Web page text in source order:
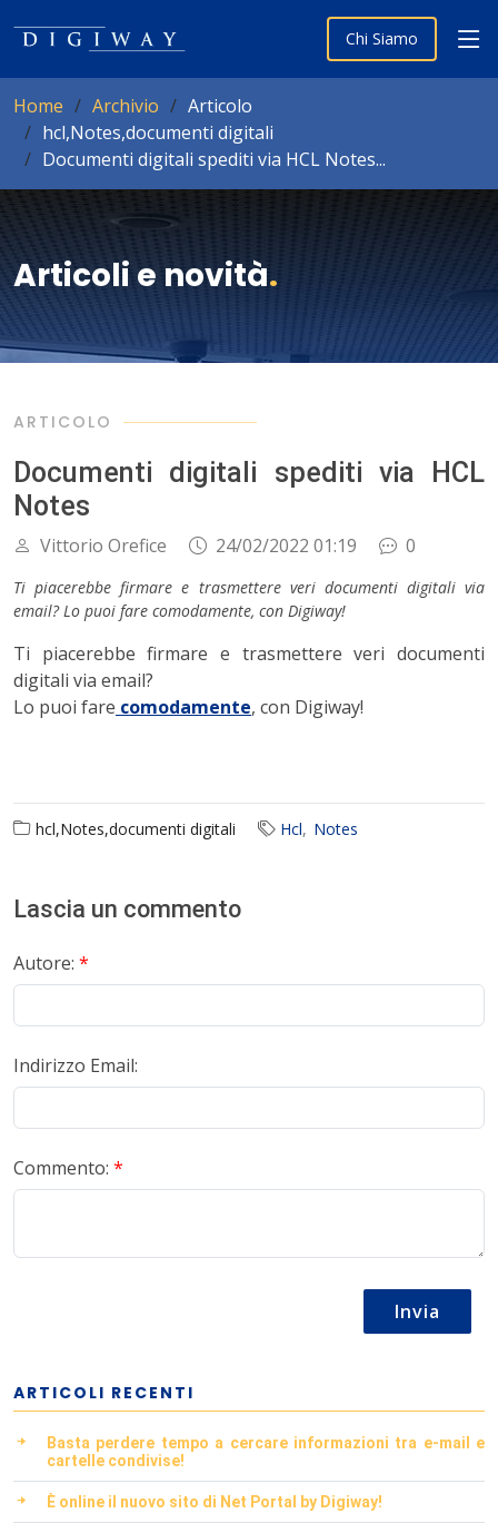
Chi Siamo
Home Archivio
Articolo
hcl,Notes,documenti digitali
Documenti digitali spediti via HCL Notes...
Articoli e novità.
ARTICOLO
Documenti digitali spediti via HCL
Notes
Vittorio Orefice 24/02/2022 01:19 0
Ti piacerebbe firmare e trasmettere veri documenti digitali via
email? Lo puoi fare comodamente, con Digiway!
Ti piacerebbe firmare e trasmettere veri documenti
digitali via email?
Lo puoi fare comodamente, con Digiway!
hcl,Notes,documenti digitali Hcl Notes
Lascia un commento
Autore: *
Indirizzo Email:
Commento: *
Invia
ARTICOLI RECENTI
Basta perdere tempo a cercare informazioni tra e-mail e
cartelle condivise!
È online il nuovo sito di Net Portal by Digiway!